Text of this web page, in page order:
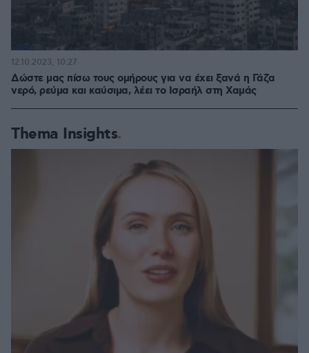
Δώστε μας πίσω τους ομήρους για να έχει ξανά η Γάζα
νερό, ρεύμα και καύσιμα, λέει το Ισραήλ στη Χαμάς
12.10.2023, 10:27
Thema Insights